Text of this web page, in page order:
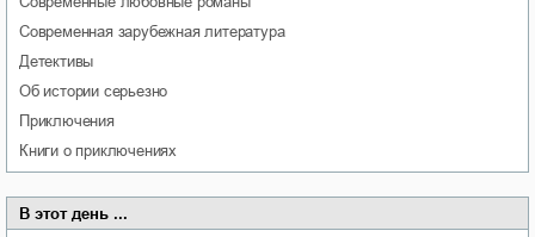
современная зарубежная литература
детективы
об истории серьезно
приключения
книги о приключениях
В этот день ...